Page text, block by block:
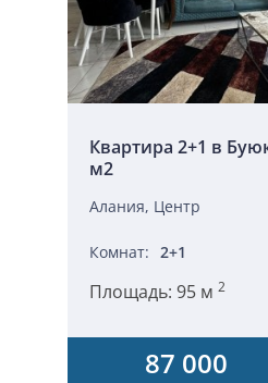
Квартира 2+1 в
м2
Алания, Центр
Комнат: 2+1
Площадь: 95 м 2
87 000